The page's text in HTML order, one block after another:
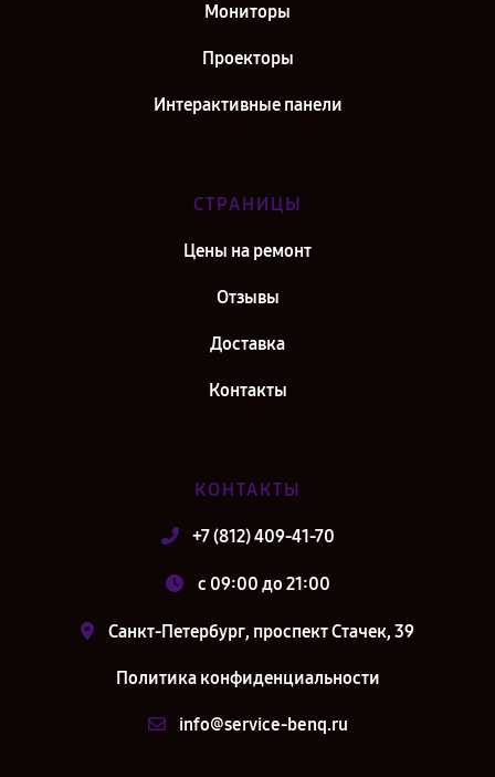
Ремонт монитора BenQ EX3410R в г. Москва
Мониторы
Проекторы
Интерактивные панели
СТРАНИЦЫ
Цены на ремонт
Отзывы
Доставка
Контакты
КОНТАКТЫ
+7 (812) 409-41-70
c 09:00 до 21:00
Санкт-Петербург, проспект Стачек, 39
Политика конфиденциальности
info@service-benq.ru